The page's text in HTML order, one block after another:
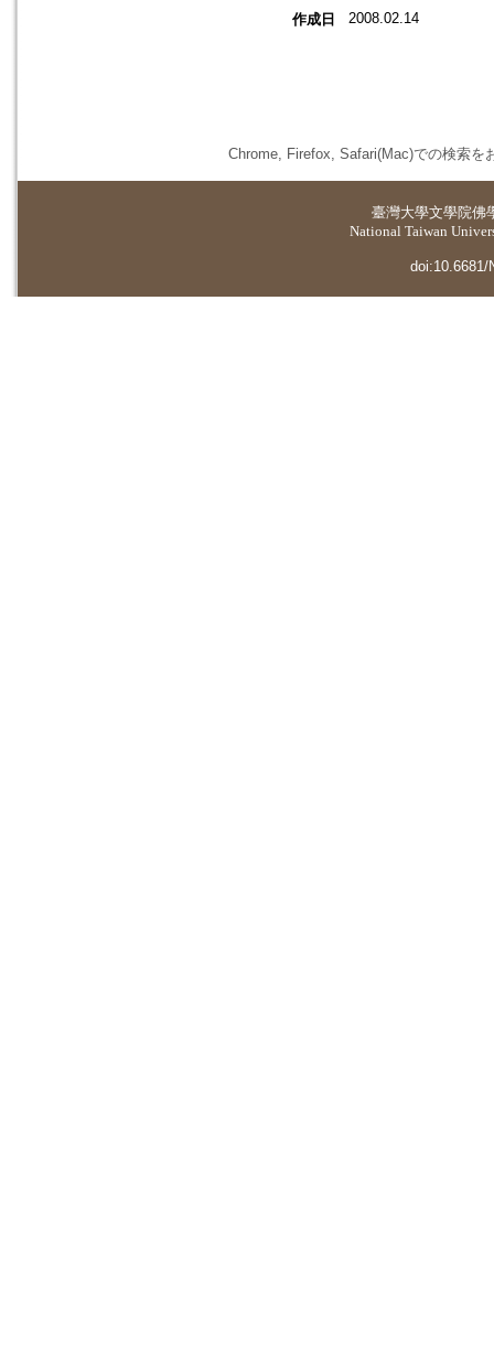
作成日 2008.02.14
Chrome, Firefox, Safari(Mac)での検索を
臺灣大學文學院佛
National Taiwan
doi:10.6681/